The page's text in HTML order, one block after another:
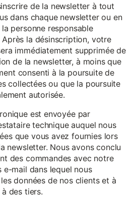
de la newsletter à tout
dans chaque newsletter ou en
personne responsable
la désinscription, votre
immédiatement supprimée de
de la newsletter, à moins que
consenti à la poursuite de
collectées ou que la poursuite
autorisée.
est envoyée par
technique auquel nous
que vous avez fournies lors
newsletter. Nous avons conclu
des commandes avec notre
mail dans lequel nous
données de nos clients et à
des tiers.